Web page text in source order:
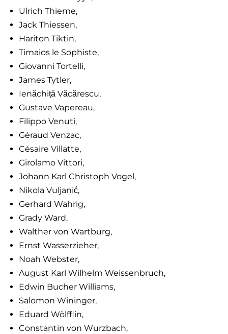
Ulrich Thieme,
Jack Thiessen,
Hariton Tiktin,
Timaios le Sophiste,
Giovanni Tortelli,
James Tytler,
Ienăchiță Văcărescu,
Gustave Vapereau,
Filippo Venuti,
Géraud Venzac,
Césaire Villatte,
Girolamo Vittori,
Johann Karl Christoph Vogel,
Nikola Vuljanić,
Gerhard Wahrig,
Grady Ward,
Walther von Wartburg,
Ernst Wasserzieher,
Noah Webster,
August Karl Wilhelm Weissenbruch,
Edwin Bucher Williams,
Salomon Wininger,
Eduard Wölfflin,
Constantin von Wurzbach,